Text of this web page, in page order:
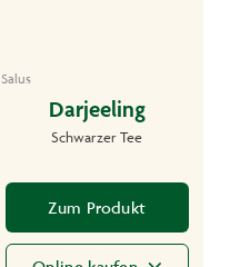
Salus
Darjeeling
Schwarzer Tee
Zum Produkt